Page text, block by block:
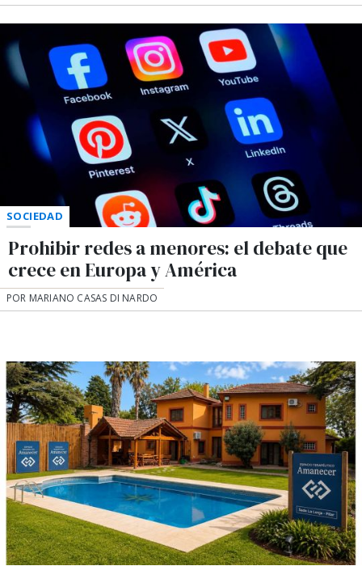
SOCIEDAD
Prohibir redes a menores: el debate que
crece en Europa y América
POR MARIANO CASAS DI NARDO